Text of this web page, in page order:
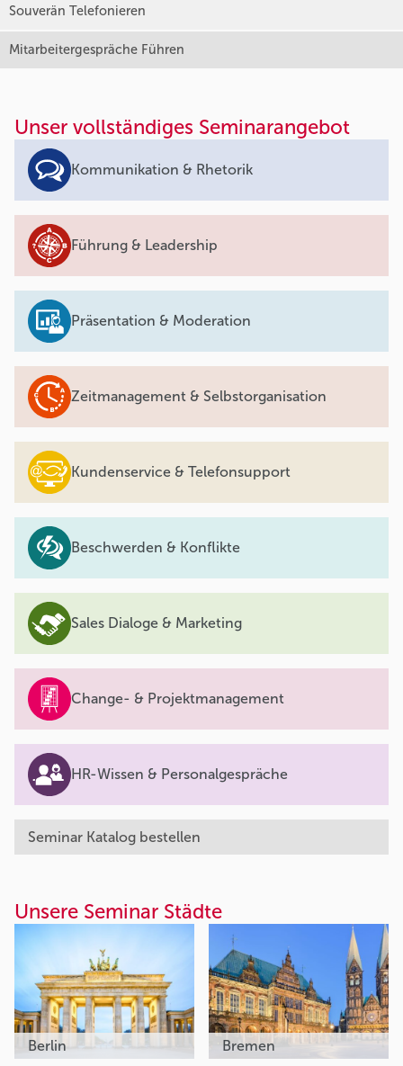
Souverän Telefonieren
Mitarbeitergespräche Führen
Unser vollständiges Seminarangebot
Kommunikation & Rhetorik
Führung & Leadership
Präsentation & Moderation
Zeitmanagement & Selbstorganisation
Kundenservice & Telefonsupport
Beschwerden & Konflikte
Sales Dialoge & Marketing
Change- & Projektmanagement
HR-Wissen & Personalgespräche
Seminar Katalog bestellen
Unsere Seminar Städte
Berlin Bremen